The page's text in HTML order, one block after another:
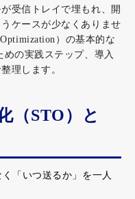
受信トレイで埋もれ、開
ケースが少なくありませ
）の基本的な
の実践ステップ、導入
理します。
（STO）と
「いつ送るか」を一人